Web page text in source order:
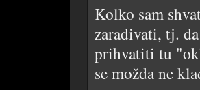
Kolko sam
zarađivati, tj.
prihvatiti tu
se možda ne